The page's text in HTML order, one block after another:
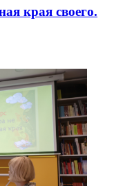
края своего.